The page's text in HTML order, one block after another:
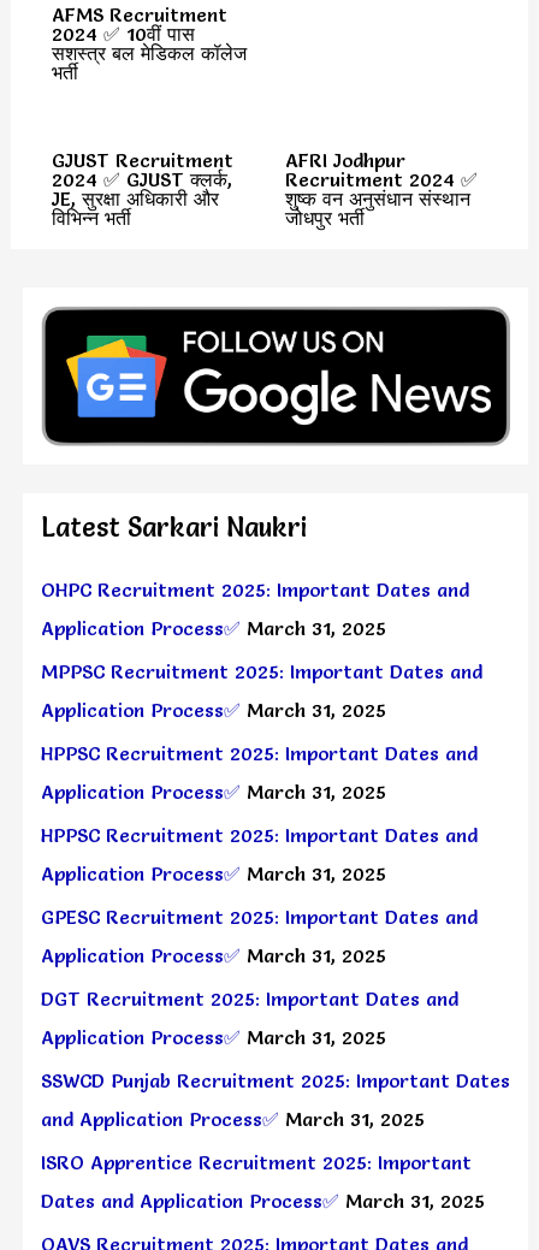
AFMS Recruitment
2024 ✅ 10वीं पास
सशस्त्र बल मेडिकल कॉलेज
भर्ती
GJUST Recruitment
2024 ✅ GJUST क्लर्क,
JE, सुरक्षा अधिकारी और
विभिन्न भर्ती
AFRI Jodhpur
Recruitment 2024 ✅
शुष्क वन अनुसंधान संस्थान
जोधपुर भर्ती
Latest Sarkari Naukri
OHPC Recruitment 2025: Important Dates and
Application Process✅ March 31, 2025
MPPSC Recruitment 2025: Important Dates and
Application Process✅ March 31, 2025
HPPSC Recruitment 2025: Important Dates and
Application Process✅ March 31, 2025
HPPSC Recruitment 2025: Important Dates and
Application Process✅ March 31, 2025
GPESC Recruitment 2025: Important Dates and
Application Process✅ March 31, 2025
DGT Recruitment 2025: Important Dates and
Application Process✅ March 31, 2025
SSWCD Punjab Recruitment 2025: Important Dates
and Application Process✅ March 31, 2025
ISRO Apprentice Recruitment 2025: Important
Dates and Application Process✅ March 31, 2025
OAVS Recruitment 2025: Important Dates and